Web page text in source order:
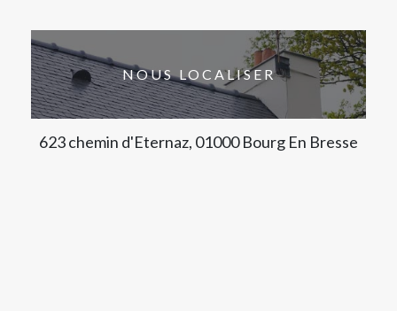
NOUS LOCALISER
623 chemin d'Eternaz, 01000 Bourg En Bresse